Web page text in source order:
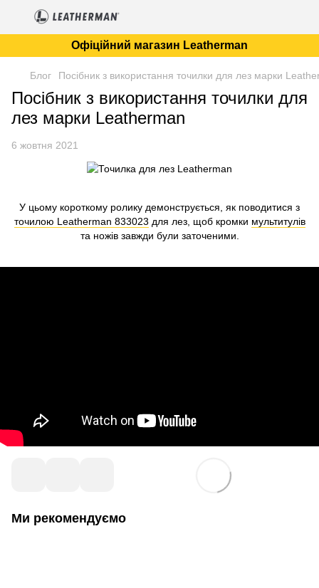
Офіційний магазин Leatherman
Блог Посібник з використання точилки для лез марки
Посібник з використання точилки для
лез марки Leatherman
6 жовтня 2021
У цьому короткому ролику демонструється, як поводитися з
точилою Leatherman 833023 для лез, щоб кромки мультитулів
та ножів завжди були заточеними.
Ми рекомендуємо